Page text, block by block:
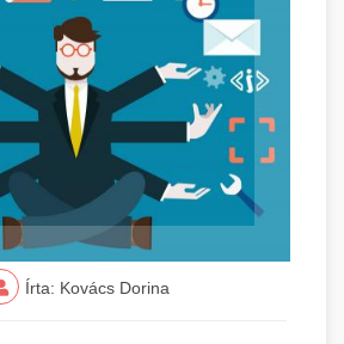
Írta: Kovács Dorina